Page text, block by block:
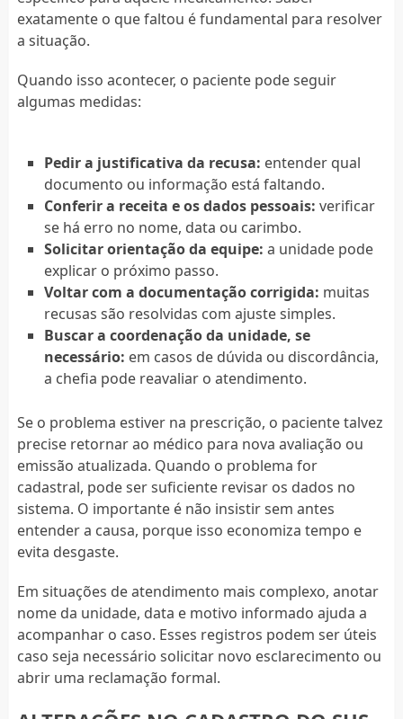
exatamente o que faltou é fundamental para resolver
a situação.
Quando isso acontecer, o paciente pode seguir
algumas medidas:
Pedir a justificativa da recusa: entender qual
documento ou informação está faltando.
Conferir a receita e os dados pessoais: verificar
se há erro no nome, data ou carimbo.
Solicitar orientação da equipe: a unidade pode
explicar o próximo passo.
Voltar com a documentação corrigida: muitas
recusas são resolvidas com ajuste simples.
Buscar a coordenação da unidade, se
necessário: em casos de dúvida ou discordância,
a chefia pode reavaliar o atendimento.
Se o problema estiver na prescrição, o paciente talvez
precise retornar ao médico para nova avaliação ou
emissão atualizada. Quando o problema for
cadastral, pode ser suficiente revisar os dados no
sistema. O importante é não insistir sem antes
entender a causa, porque isso economiza tempo e
evita desgaste.
Em situações de atendimento mais complexo, anotar
nome da unidade, data e motivo informado ajuda a
acompanhar o caso. Esses registros podem ser úteis
caso seja necessário solicitar novo esclarecimento ou
abrir uma reclamação formal.